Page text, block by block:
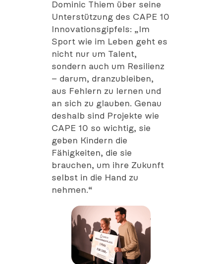
Dominic Thiem über seine
Unterstützung des CAPE 10
Innovationsgipfels: „Im
Sport wie im Leben geht es
nicht nur um Talent,
sondern auch um Resilienz
– darum, dranzubleiben,
aus Fehlern zu lernen und
an sich zu glauben. Genau
deshalb sind Projekte wie
CAPE 10 so wichtig, sie
geben Kindern die
Fähigkeiten, die sie
brauchen, um ihre Zukunft
selbst in die Hand zu
nehmen.“